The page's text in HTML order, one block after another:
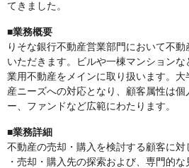
てきました。
■業務概要
りそな銀行不動産営業部門において不
いただきます。ビルや一棟マンション
業用不動産をメインに取り扱います。
産ニーズへの対応となり、顧客属性は
ー、ファンドなど広範にわたります。
■業務詳細
不動産の売却・購入を検討する顧客に対
・売却・購入先の探索および、専門的